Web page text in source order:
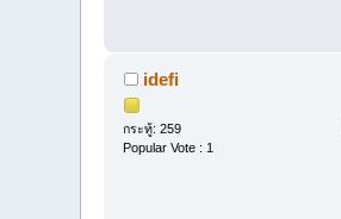
idefi
กระทู้: 259
Popular Vote : 1